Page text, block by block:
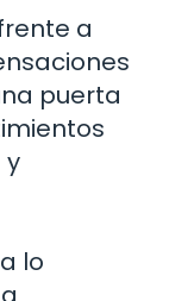
a
puerta
y
lo